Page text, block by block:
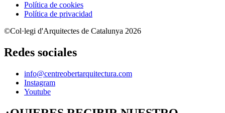
Política de cookies
Política de privacidad
©Col·legi d'Arquitectes de Catalunya 2026
Redes sociales
info@centreobertarquitectura.com
Instagram
Youtube